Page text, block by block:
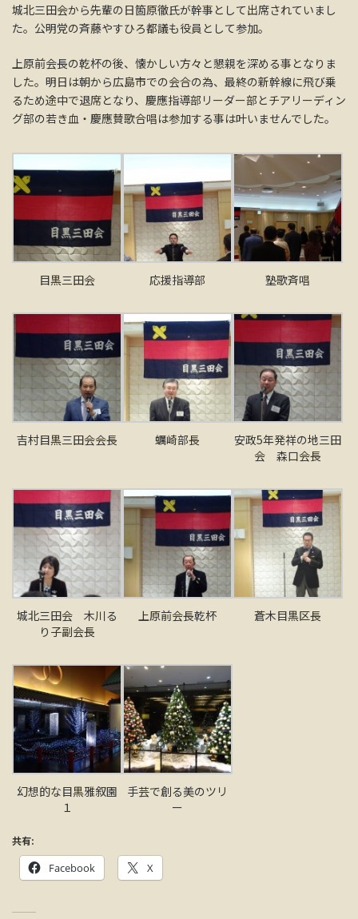
城北三田会から先輩の日箇原徹氏が幹事として出席されていまし
た。公明党の斉藤やすひろ都議も役員として参加。
上原前会長の乾杯の後、懐かしい方々と懇親を深める事となりま
した。明日は朝から広島市での会合の為、最終の新幹線に飛び乗
るため途中で退席となり、慶應指導部リーダー部とチアリーディン
グ部の若き血・慶應賛歌合唱は参加する事は叶いませんでした。
目黒三田会 応援指導部 塾歌斉唱
吉村目黒三田会会長 蠣崎部長
安政5年発祥の地三田
会 森口会長
城北三田会 木川る
り子副会長
上原前会長乾杯 蒼木目黒区長
幻想的な目黒雅叙園
１
手芸で創る美のツリ
ー
共有:
Facebook X